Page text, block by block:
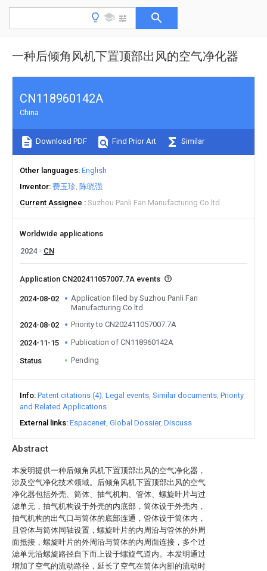
一种后倾角风机下置顶部出风的空气净化器
Abstract
本发明提供一种后倾角风机下置顶部出风的空气净化器，
涉及空气净化技术领域。后倾角风机下置顶部出风的空气
净化器包括外壳、筒体、抽气机构、管体、螺旋叶片与过
滤单元，抽气机构设于外壳的内底部，筒体设于外壳内，
抽气机构的出气口与筒体的底部连通，管体设于筒体内，
且管体与筒体同轴设置，螺旋叶片的内周沿与管体的外周
面抵接，螺旋叶片的外周沿与筒体的内周面连接，多个过
滤单元沿螺旋路径自下而上设于螺旋气道内。本发明通过
增加了空气的流动路径，延长了空气在筒体内部的流动时
CN118960142A
China
Download PDF Find Prior Art Similar
Other languages English
Inventor 费玉珍 陈晓强
Current Assignee
Suzhou Panli Fan Manufacturing Co ltd
Worldwide applications
2024
CN
Application CN202411057007.7A events
2024-08-02
Application filed by Suzhou Panli Fan
Manufacturing Co ltd
2024-08-02
Priority to CN202411057007.7A
2024-11-15 Publication of CN118960142A
Status Pending
Info Patent citations (4) Legal events Similar documents Priority
and Related Applications
External links Espacenet Global Dossier Discuss